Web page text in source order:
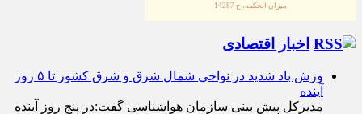
ميزان الحكمه، ح 14287
اخبار اقتصادی
وزش باد شدید در نواحی شمال شرق و شرق کشور تا ۵ روز
آینده
مدیرکل پیش بینی سازمان هواشناسی گفت:در پنج روز آینده